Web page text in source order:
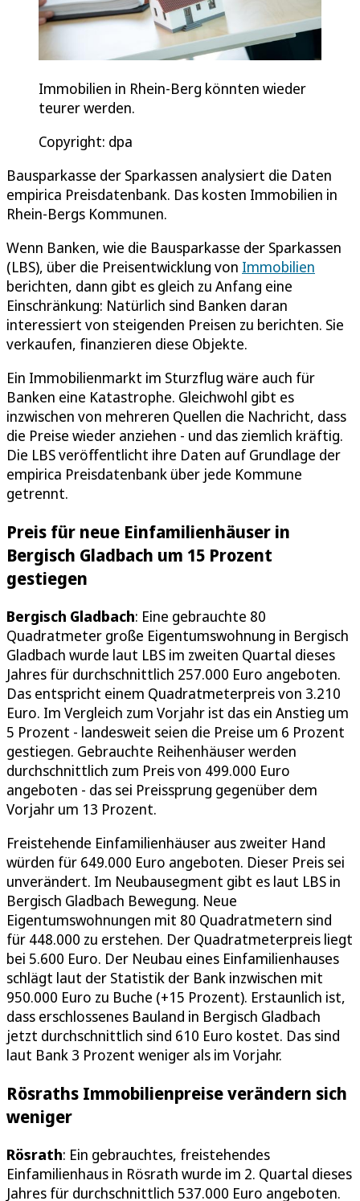
Immobilien in Rhein-Berg könnten wieder
teurer werden.
Copyright: dpa
Bausparkasse der Sparkassen analysiert die Daten
empirica Preisdatenbank. Das kosten Immobilien in
Rhein-Bergs Kommunen.
Wenn Banken, wie die Bausparkasse der Sparkassen
(LBS), über die Preisentwicklung von Immobilien
berichten, dann gibt es gleich zu Anfang eine
Einschränkung: Natürlich sind Banken daran
interessiert von steigenden Preisen zu berichten. Sie
verkaufen, finanzieren diese Objekte.
Ein Immobilienmarkt im Sturzflug wäre auch für
Banken eine Katastrophe. Gleichwohl gibt es
inzwischen von mehreren Quellen die Nachricht, dass
die Preise wieder anziehen - und das ziemlich kräftig.
Die LBS veröffentlicht ihre Daten auf Grundlage der
empirica Preisdatenbank über jede Kommune
getrennt.
Preis für neue Einfamilienhäuser in
Bergisch Gladbach um 15 Prozent
gestiegen
Bergisch Gladbach: Eine gebrauchte 80
Quadratmeter große Eigentumswohnung in Bergisch
Gladbach wurde laut LBS im zweiten Quartal dieses
Jahres für durchschnittlich 257.000 Euro angeboten.
Das entspricht einem Quadratmeterpreis von 3.210
Euro. Im Vergleich zum Vorjahr ist das ein Anstieg um
5 Prozent - landesweit seien die Preise um 6 Prozent
gestiegen. Gebrauchte Reihenhäuser werden
durchschnittlich zum Preis von 499.000 Euro
angeboten - das sei Preissprung gegenüber dem
Vorjahr um 13 Prozent.
Freistehende Einfamilienhäuser aus zweiter Hand
würden für 649.000 Euro angeboten. Dieser Preis sei
unverändert. Im Neubausegment gibt es laut LBS in
Bergisch Gladbach Bewegung. Neue
Eigentumswohnungen mit 80 Quadratmetern sind
für 448.000 zu erstehen. Der Quadratmeterpreis liegt
bei 5.600 Euro. Der Neubau eines Einfamilienhauses
schlägt laut der Statistik der Bank inzwischen mit
950.000 Euro zu Buche (+15 Prozent). Erstaunlich ist,
dass erschlossenes Bauland in Bergisch Gladbach
jetzt durchschnittlich sind 610 Euro kostet. Das sind
laut Bank 3 Prozent weniger als im Vorjahr.
Rösraths Immobilienpreise verändern sich
weniger
Rösrath: Ein gebrauchtes, freistehendes
Einfamilienhaus in Rösrath wurde im 2. Quartal dieses
Jahres für durchschnittlich 537.000 Euro angeboten.